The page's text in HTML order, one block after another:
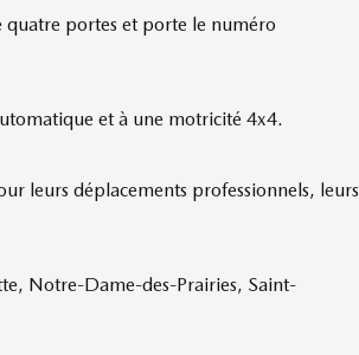
quatre portes et porte le numéro
et à une motricité 4x4.
leurs déplacements professionnels, leurs
Notre-Dame-des-Prairies, Saint-